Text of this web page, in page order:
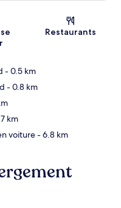
Restaurants
- 0.5 km
- 0.8 km
km
voiture- 6.8 km